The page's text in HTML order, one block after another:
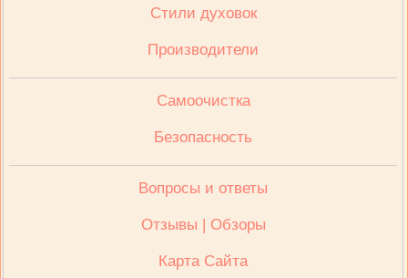
Стили духовок
Производители
Cамоочистка
Безопасность
Вопросы и ответы
Отзывы | Обзоры
Карта Сайта